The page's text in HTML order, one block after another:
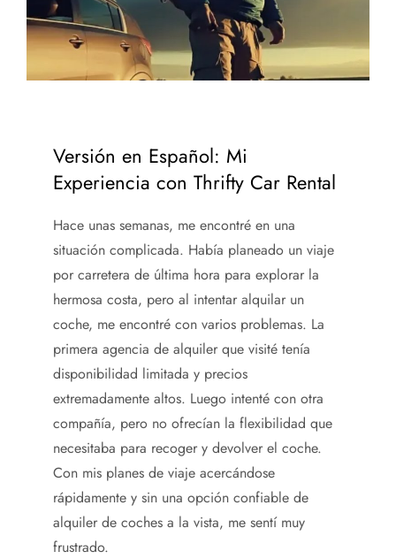
Versión en Español: Mi
Experiencia con Thrifty Car Rental
Hace unas semanas, me encontré en una
situación complicada. Había planeado un viaje
por carretera de última hora para explorar la
hermosa costa, pero al intentar alquilar un
coche, me encontré con varios problemas. La
primera agencia de alquiler que visité tenía
disponibilidad limitada y precios
extremadamente altos. Luego intenté con otra
compañía, pero no ofrecían la flexibilidad que
necesitaba para recoger y devolver el coche.
Con mis planes de viaje acercándose
rápidamente y sin una opción confiable de
alquiler de coches a la vista, me sentí muy
frustrado.